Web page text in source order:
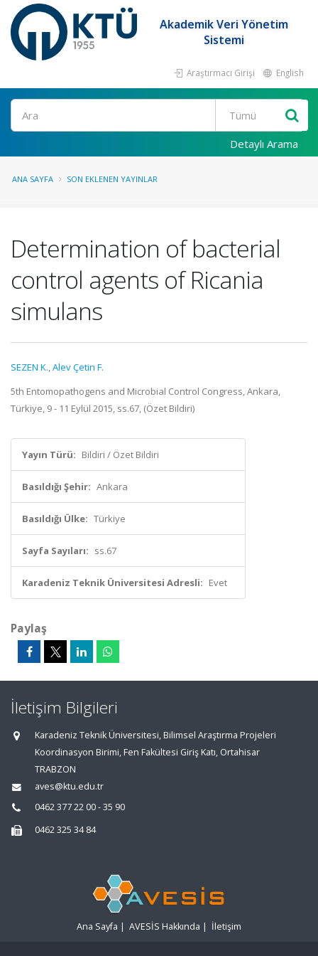
Akademik Veri Yönetim
Sistemi
Araştırmacı Girişi English
Ara
Detaylı Arama
ANA SAYFA SON EKLENEN YAYINLAR
Determination of bacterial
control agents of Ricania
simulans
SEZEN K.,Alev Çetin F.
5th Entomopathogens and Microbial Control Congress, Ankara,
Türkiye, 9 - 11 Eylül 2015, ss.67, (Özet Bildiri)
Yayın Türü: Bildiri / Özet Bildiri
Basıldığı Şehir: Ankara
Basıldığı Ülke: Türkiye
Sayfa Sayıları: ss.67
Karadeniz Teknik Üniversitesi Adresli: Evet
Paylaş
İletişim Bilgileri
Karadeniz Teknik Üniversitesi, Bilimsel Araştırma Projeleri
Koordinasyon Birimi, Fen Fakültesi Giriş Katı, Ortahisar
TRABZON
aves@ktu.edu.tr
0462 377 22 00 - 35 90
0462 325 34 84
Ana Sayfa | AVESİS Hakkında | İletişim